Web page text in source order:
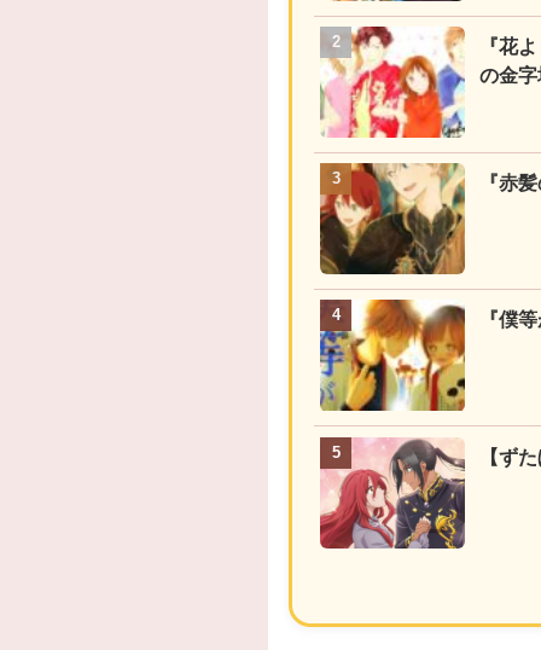
『花
の金字
『赤
『僕
【ず